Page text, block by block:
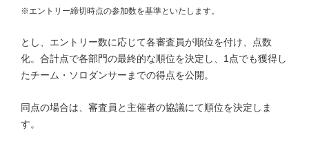
※エントリー締切時点の参加数を基準といたします。
とし、エントリー数に応じて各審査員が順位を付け、点数
化。 合計点で各部門の最終的な順位を決定し、1点でも獲得し
たチーム・ソロダンサーまでの得点を公開。
同点の場合は、審査員と主催者の協議にて順位を決定しま
す。